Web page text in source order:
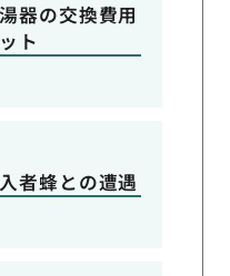
器の交換費用
ト
者蜂との遭遇